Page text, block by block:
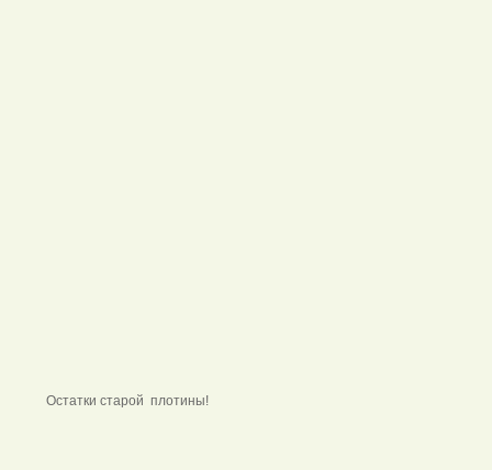
Остатки старой плотины!